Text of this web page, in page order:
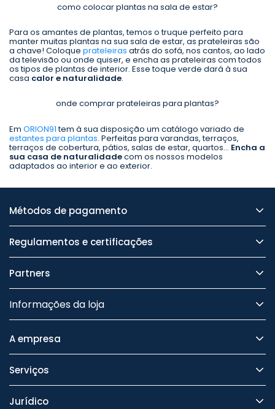
como colocar plantas na sala de estar?
Para os amantes de plantas, temos o truque perfeito para
manter muitas plantas na sua sala de estar, as prateleiras são
a chave! Coloque prateleiras atrás do sofá, nos cantos, ao lado
da televisão ou onde quiser, e encha as prateleiras com todos
os tipos de plantas de interior. Esse toque verde dará à sua
casa calor e naturalidade.
onde comprar prateleiras para plantas?
Em ORION91tem à sua disposição um catálogo variado de
estantes para plantas. Perfeitas para varandas, terraços,
terraços de cobertura, pátios, salas de estar, quartos... Encha a
sua casa de naturalidadecom os nossos modelos
adaptados ao interior e ao exterior.
Métodos de pagamento
Regulamentos e certificações
Partners
Informações da loja
A empresa
Serviços
Jurídico